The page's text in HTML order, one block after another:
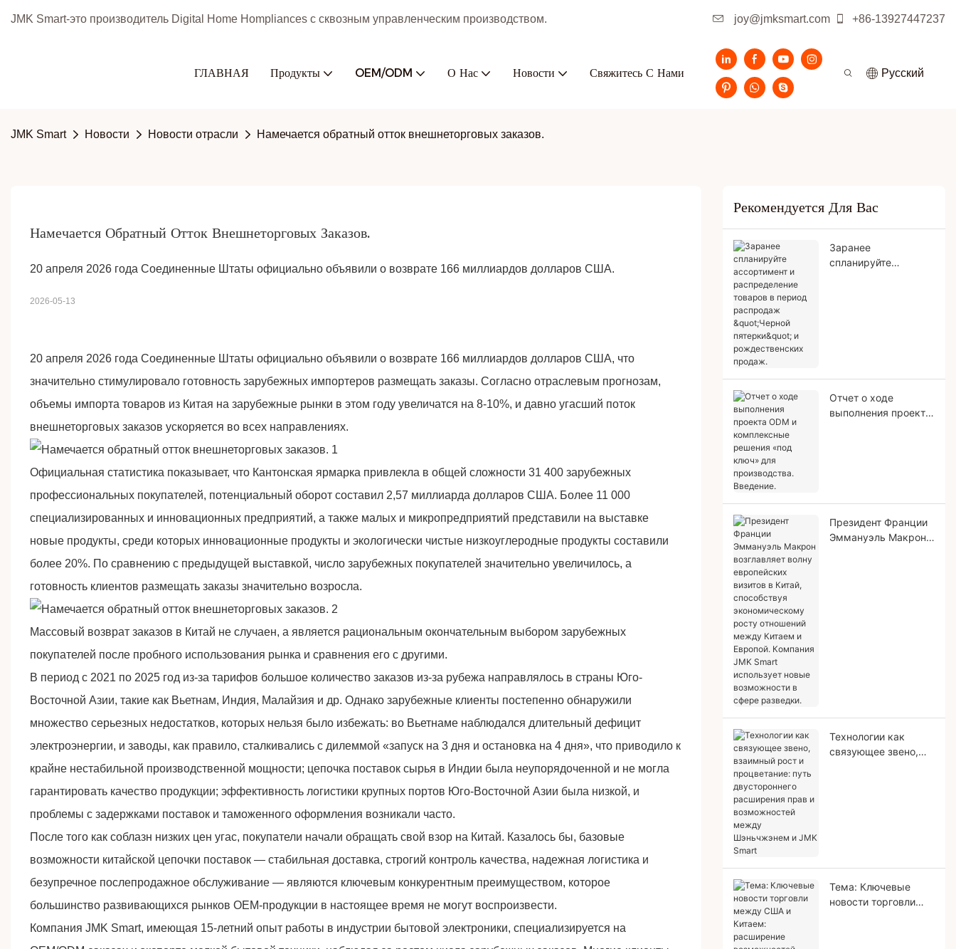
JMK Smart-это производитель Digital Home Hompliances с сквозным управленческим производством. joy@jmksmart.com +86-13927447237
ГЛАВНАЯ Продукты OEM/ODM О Нас Новости Свяжитесь С Нами Pусский
JMK Smart Новости Новости отрасли Намечается обратный отток внешнеторговых заказов.
Намечается Обратный Отток Внешнеторговых Заказов.
20 апреля 2026 года Соединенные Штаты официально объявили о возврате 166 миллиардов долларов США.
2026-05-13
20 апреля 2026 года Соединенные Штаты официально объявили о возврате 166 миллиардов долларов США, что
значительно стимулировало готовность зарубежных импортеров размещать заказы. Согласно отраслевым прогнозам,
объемы импорта товаров из Китая на зарубежные рынки в этом году увеличатся на 8-10%, и давно угасший поток
внешнеторговых заказов ускоряется во всех направлениях.
Официальная статистика показывает, что Кантонская ярмарка привлекла в общей сложности 31 400 зарубежных
профессиональных покупателей, потенциальный оборот составил 2,57 миллиарда долларов США. Более 11 000
специализированных и инновационных предприятий, а также малых и микропредприятий представили на выставке
новые продукты, среди которых инновационные продукты и экологически чистые низкоуглеродные продукты составили
более 20%. По сравнению с предыдущей выставкой, число зарубежных покупателей значительно увеличилось, а
готовность клиентов размещать заказы значительно возросла.
Массовый возврат заказов в Китай не случаен, а является рациональным окончательным выбором зарубежных
покупателей после пробного использования рынка и сравнения его с другими.
В период с 2021 по 2025 год из-за тарифов большое количество заказов из-за рубежа направлялось в страны Юго-
Восточной Азии, такие как Вьетнам, Индия, Малайзия и др. Однако зарубежные клиенты постепенно обнаружили
множество серьезных недостатков, которых нельзя было избежать: во Вьетнаме наблюдался длительный дефицит
электроэнергии, и заводы, как правило, сталкивались с дилеммой «запуск на 3 дня и остановка на 4 дня», что приводило к
крайне нестабильной производственной мощности; цепочка поставок сырья в Индии была неупорядоченной и не могла
гарантировать качество продукции; эффективность логистики крупных портов Юго-Восточной Азии была низкой, и
проблемы с задержками поставок и таможенного оформления возникали часто.
После того как соблазн низких цен угас, покупатели начали обращать свой взор на Китай. Казалось бы, базовые
возможности китайской цепочки поставок — стабильная доставка, строгий контроль качества, надежная логистика и
безупречное послепродажное обслуживание — являются ключевым конкурентным преимуществом, которое
большинство развивающихся рынков OEM-продукции в настоящее время не могут воспроизвести.
Компания JMK Smart, имеющая 15-летний опыт работы в индустрии бытовой электроники, специализируется на
Рекомендуется Для Вас
Заранее
спланируйте
Отчет о ходе
выполнения проекта
Президент Франции
Эммануэль Макрон
Технологии как
связующее звено,
Тема: Ключевые
новости торговли